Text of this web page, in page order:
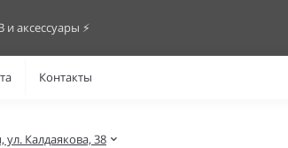
аксессуары ⚡️
Контакты
ул. Калдаякова, 38